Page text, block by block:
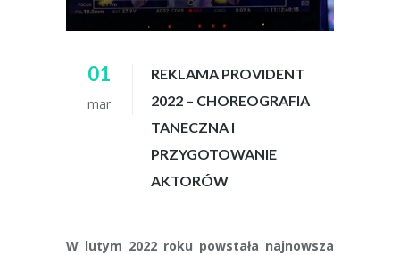
01
mar
REKLAMA PROVIDENT
2022 – CHOREOGRAFIA
TANECZNA I
PRZYGOTOWANIE
AKTORÓW
W lutym 2022 roku powstała najnowsza